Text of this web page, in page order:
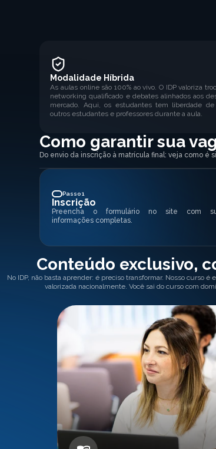
Modalidade Híbrida
As aulas online são 100% ao vivo. O IDP valoriza
networking qualificado e debates alinhados aos
mercado. Aqui, os estudantes tem liberdade
outros estudantes e professores durante a aula.
Como garantir sua
Do envio da inscrição à matrícula final: veja como é
Passo 1
Inscrição
Preencha o formulário no site com
informações completas.
Conteúdo exclusivo,
No IDP, não basta aprender: é preciso transformar. Nosso curso
valorizada nacionalmente. Você sai do curso com